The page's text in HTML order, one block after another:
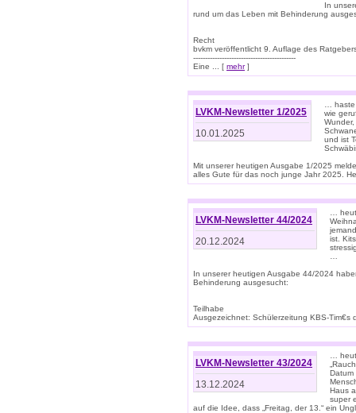
In
rund um das Leben mit Behinderung
Recht
bvkm veröffentlicht 9. Auflage des
-------------------------------------------
Eine ... [ mehr]
LVKM-Newsletter 1/2025
10.01.2025
…
wie
und ist
Mit unserer heutigen Ausgabe 1/2025
alles Gute für das noch junge Jahr 2025.
LVKM-Newsletter 44/2024
20.12.2024
…
ist.
In unserer heutigen Ausgabe 44/2024
Behinderung ausgesucht:
Teilhabe
Ausgezeichnet: Schülerzeitung KBS-Tim€s
LVKM-Newsletter 43/2024
13.12.2024
…
Datum
Haus
super
auf die Idee, dass „Freitag, der 13.“ ein